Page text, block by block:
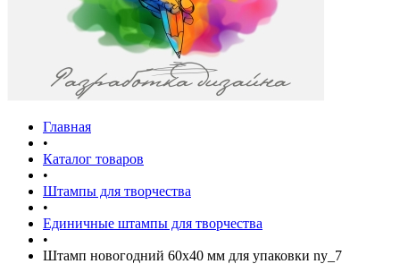
Главная
•
Каталог товаров
•
Штампы для творчества
•
Единичные штампы для творчества
•
Штамп новогодний 60х40 мм для упаковки ny_7